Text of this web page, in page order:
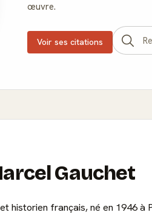
œuvre.
Voir ses citations
Gauchet
historien français, né en 1946